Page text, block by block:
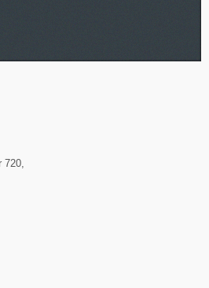
720,